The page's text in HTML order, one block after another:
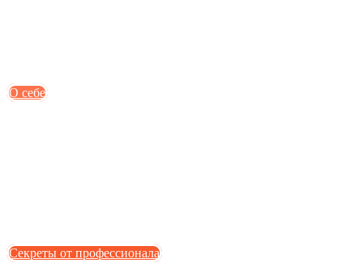
О себе
Секреты от профессионала